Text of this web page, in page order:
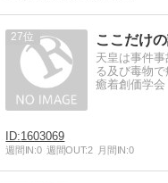
27
天皇は事件
る及び毒物
癒着創価学
1603069
週間IN:0 週間OUT:2 月間IN:0